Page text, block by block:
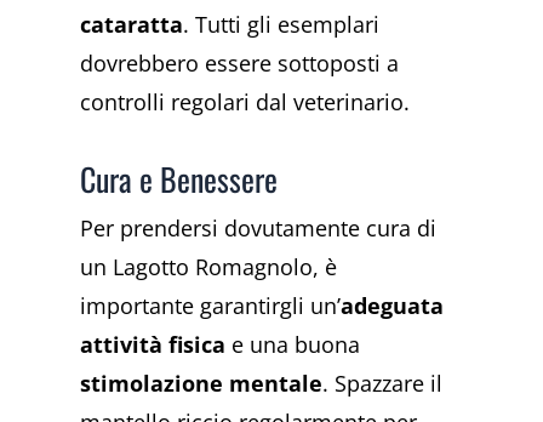
cataratta. Tutti gli esemplari
dovrebbero essere sottoposti a
controlli regolari dal veterinario.
Cura e Benessere
Per prendersi dovutamente cura di
un Lagotto Romagnolo, è
importante garantirgli un’adeguata
attività fisica e una buona
stimolazione mentale. Spazzare il